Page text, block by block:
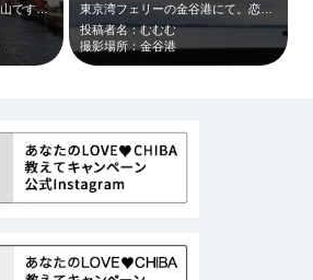
東京湾フェリーから望む鋸山です。梅雨の中休みで綺麗に良く見えて感動しました!
東京湾フェリーの金谷港にて。恋人の聖地の鐘があり、大変夕日が綺麗な所でもありま…
投稿者名：むむむ
撮影場所：金谷港